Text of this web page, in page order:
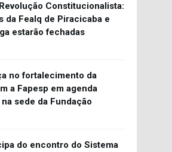
Constitucionalista:
da Fealq de Piracicaba e
estarão fechadas
no fortalecimento da
a Fapesp em agenda
sede da Fundação
do encontro do Sistema